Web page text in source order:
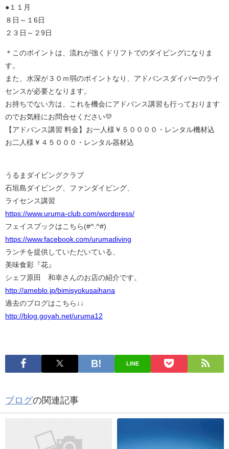
●１１月
８日～１6日
２３日～２9日
＊このポイントは、流れが強くドリフトでのダイビングになりま
す。
また、水深が３０ｍ弱のポイントなり、アドバンスダイバーのライ
センスが必要となります。
お持ちでない方は、これを機会にアドバンス講習も行っております
のでお気軽にお問合せください💛
【アドバンス講習 料金】お一人様￥５００００・レンタル機材込
お二人様￥４５０００・レンタル器材込
うるまダイビングクラブ
石垣島ダイビング、ファンダイビング、
ライセンス講習
https://www.uruma-club.com/wordpress/
フェイスブックはこちら(#^.^#)
https://www.facebook.com/urumadiving
ランチを提供していただいている、
美味食彩『花』
シェフ原田 和幸さんのお店の紹介です。
http://ameblo.jp/bimisyokusaihana
過去のブログはこちら↓↓
http://blog.goyah.net/uruma12
LINE
ブログの関連記事